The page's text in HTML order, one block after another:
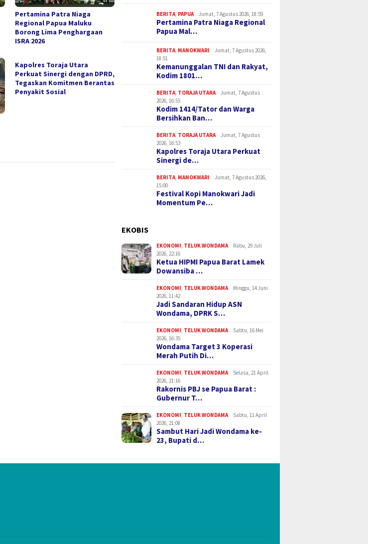
Pertamina Patra Niaga
Regional Papua Maluku
Borong Lima Penghargaan
ISRA 2026
Kapolres Toraja Utara
Perkuat Sinergi dengan DPRD,
Tegaskan Komitmen Berantas
Penyakit Sosial
BERITA PAPUA Jumat, 7 Agustus 2026, 18:59
Pertamina Patra Niaga Regional
Papua Mal…
BERITA MANOKWARI
Jumat, 7 Agustus 2026,
18:51
Kemanunggalan TNI dan Rakyat,
Kodim 1801…
BERITA TORAJA UTARA
Jumat, 7 Agustus
2026, 16:55
Kodim 1414/Tator dan Warga
Bersihkan Ban…
BERITA TORAJA UTARA
Jumat, 7 Agustus
2026, 16:53
Kapolres Toraja Utara Perkuat
Sinergi de…
BERITA MANOKWARI
Jumat, 7 Agustus 2026,
15:00
Festival Kopi Manokwari Jadi
Momentum Pe…
EKOBIS
EKONOMI TELUK WONDAMA
Rabu, 29 Juli
2026, 22:16
Ketua HIPMI Papua Barat Lamek
Dowansiba …
EKONOMI TELUK WONDAMA
Minggu, 14 Juni
2026, 11:42
Jadi Sandaran Hidup ASN
Wondama, DPRK S…
EKONOMI TELUK WONDAMA
Sabtu, 16 Mei
2026, 16:35
Wondama Target 3 Koperasi
Merah Putih Di…
EKONOMI TELUK WONDAMA
Selasa, 21 April
2026, 21:16
Rakornis PBJ se Papua Barat :
Gubernur T…
EKONOMI TELUK WONDAMA
Sabtu, 11 April
2026, 21:08
Sambut Hari Jadi Wondama ke-
23, Bupati d…